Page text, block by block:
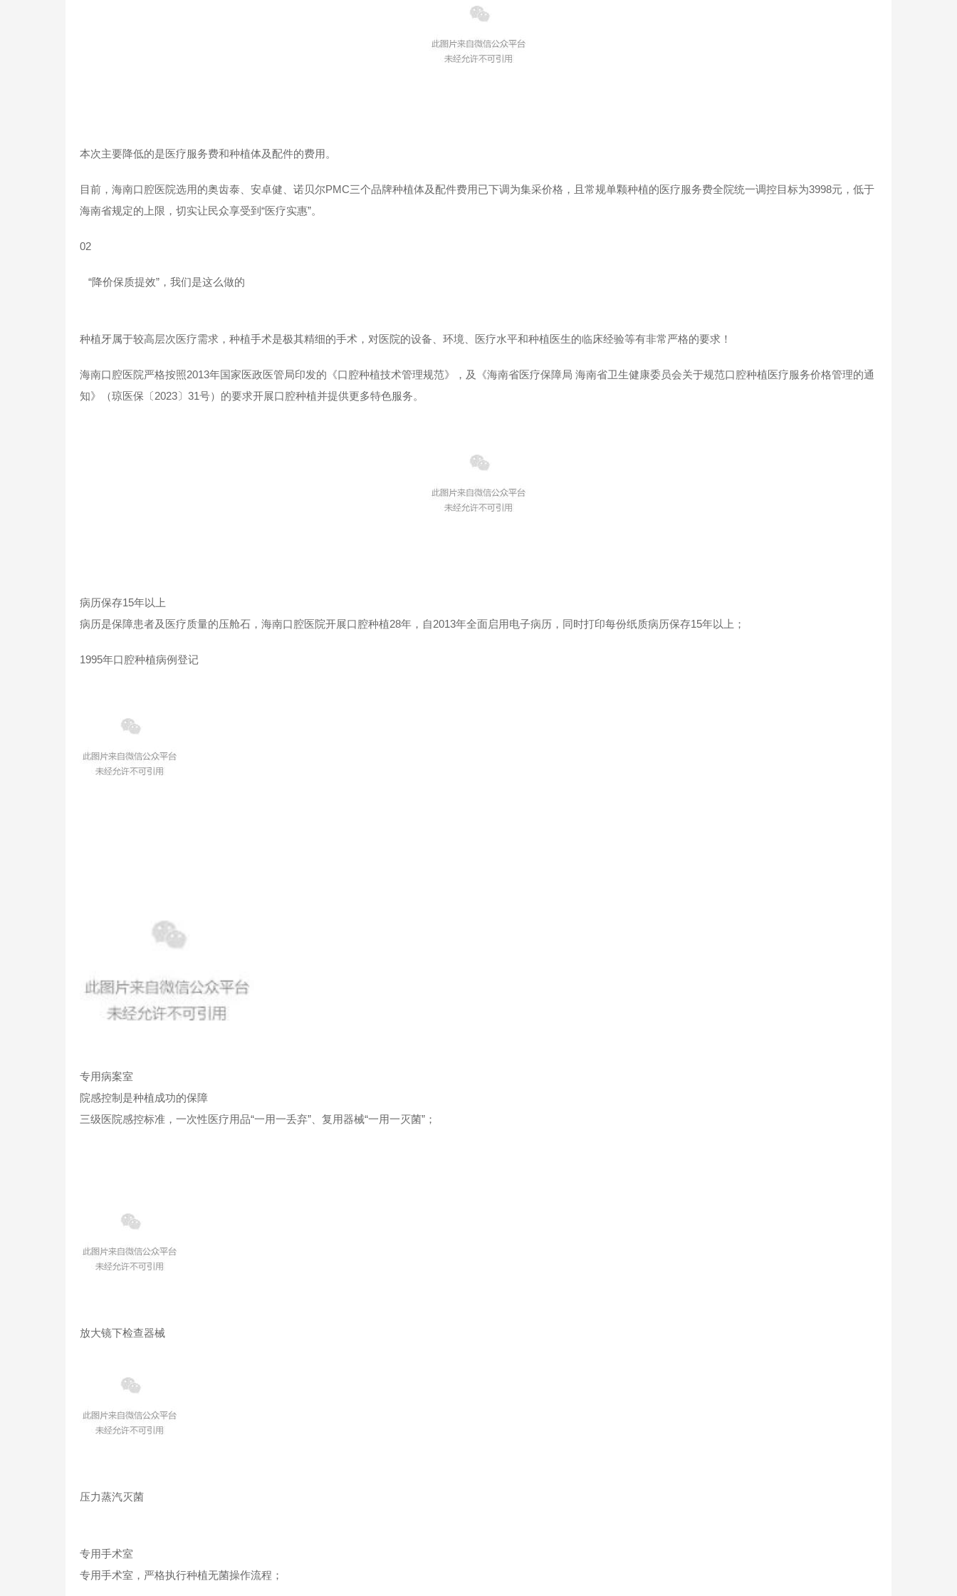
本次主要降低的是医疗服务费和种植体及配件的费用。
目前，海南口腔医院选用的奥齿泰、安卓健、诺贝尔PMC三个品牌种植体及配件费用已下调为集采价格，且常规单颗种植的医疗服务费全院统一调控目标为3998元，低于
海南省规定的上限，切实让民众享受到“医疗实惠”。
02
“降价保质提效”，我们是这么做的
种植牙属于较高层次医疗需求，种植手术是极其精细的手术，对医院的设备、环境、医疗水平和种植医生的临床经验等有非常严格的要求！
海南口腔医院严格按照2013年国家医政医管局印发的《口腔种植技术管理规范》，及《海南省医疗保障局 海南省卫生健康委员会关于规范口腔种植医疗服务价格管理的通
知》（琼医保〔2023〕31号）的要求开展口腔种植并提供更多特色服务。
病历保存15年以上
病历是保障患者及医疗质量的压舱石，海南口腔医院开展口腔种植28年，自2013年全面启用电子病历，同时打印每份纸质病历保存15年以上；
1995年口腔种植病例登记
专用病案室
院感控制是种植成功的保障
三级医院感控标准，一次性医疗用品“一用一丢弃”、复用器械“一用一灭菌”；
放大镜下检查器械
压力蒸汽灭菌
专用手术室
专用手术室，严格执行种植无菌操作流程；